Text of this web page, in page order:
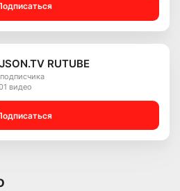
RUTUBE
видео